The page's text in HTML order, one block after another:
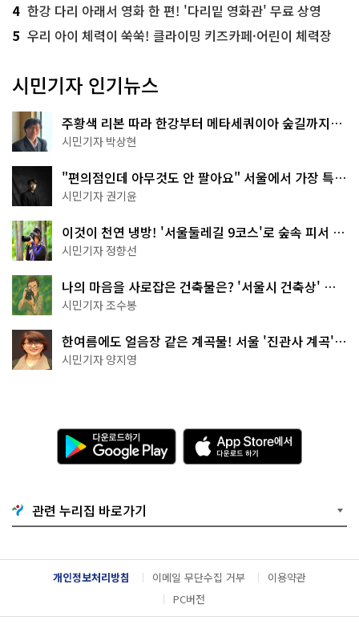
4 한강 다리 아래서 영화 한 편! '다리밑 영화관' 무료 상영
5 우리 아이 체력이 쑥쑥! 클라이밍 키즈카페·어린이 체력장
시민기자 인기뉴스
주황색 리본 따라 한강부터 메타세쿼이아 숲길까지…
서울둘레길 15코스
시민기자 박상현
"편의점인데 아무것도 안 팔아요" 서울에서 가장 특별
한 편의점의 정체
시민기자 권기윤
이것이 천연 냉방! '서울둘레길 9코스'로 숲속 피서 떠
나볼까
시민기자 정향선
나의 마음을 사로잡은 건축물은? '서울시 건축상' 수
상작 공개!
시민기자 조수봉
한여름에도 얼음장 같은 계곡물! 서울 '진관사 계곡'이
천국이네~
시민기자 양지영
다
운
로
기
G
o
g
l
e
l
A
p
p
e
서
다
운
드
관련 누리집 바로가기
개인정보처리방침 이메일 무단수집 거부
이용약관
PC버전